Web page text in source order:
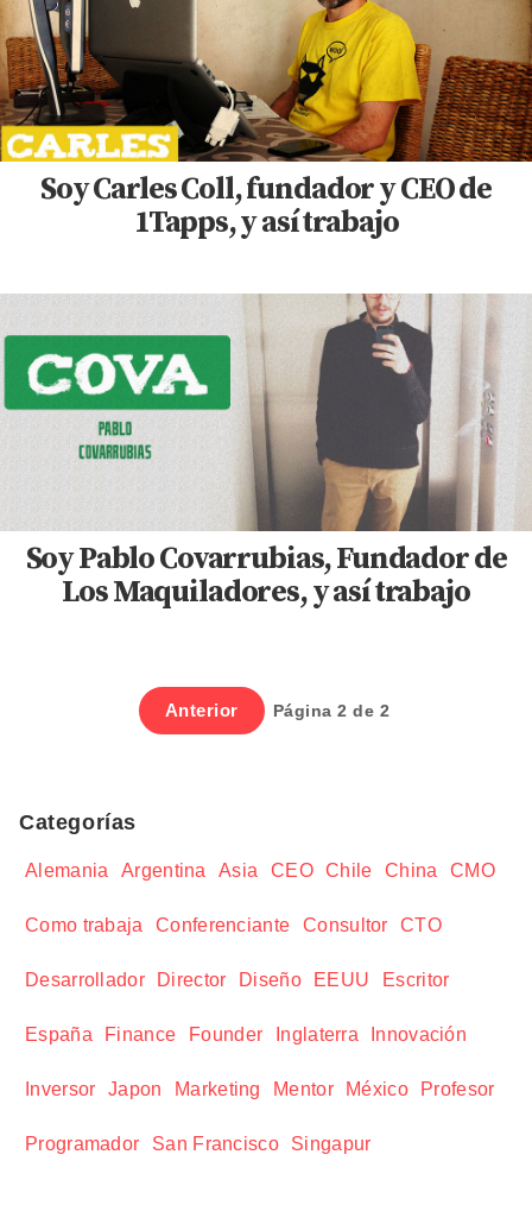
Soy Carles Coll, fundador y CEO de
1Tapps, y así trabajo
Soy Pablo Covarrubias, Fundador de
Los Maquiladores, y así trabajo
Anterior Página 2 de 2
Categorías
Alemania Argentina Asia CEO Chile China CMO
Como trabaja Conferenciante Consultor CTO
Desarrollador Director Diseño EEUU Escritor
España Finance Founder Inglaterra Innovación
Inversor Japon Marketing Mentor México Profesor
Programador San Francisco Singapur